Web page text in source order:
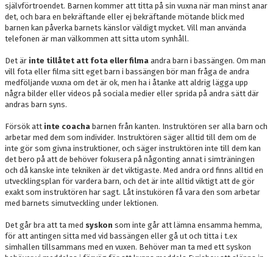
självförtroendet. Barnen kommer att titta på sin vuxna när man minst anar
det, och bara en bekräftande eller ej bekräftande mötande blick med
barnen kan påverka barnets känslor väldigt mycket. Vill man använda
telefonen är man välkommen att sitta utom synhåll.
Det är inte tillåtet att fota eller filma andra barn i bassängen. Om man
vill fota eller filma sitt eget barn i bassängen bör man fråga de andra
medföljande vuxna om det är ok, men ha i åtanke att aldrig lägga upp
några bilder eller videos på sociala medier eller sprida på andra sätt där
andras barn syns.
Försök att inte coacha barnen från kanten. Instruktören ser alla barn och
arbetar med dem som individer. Instruktören säger alltid till dem om de
inte gör som givna instruktioner, och säger instruktören inte till dem kan
det bero på att de behöver fokusera på någonting annat i simträningen
och då kanske inte tekniken är det viktigaste. Med andra ord finns alltid en
utvecklingsplan för vardera barn, och det är inte alltid viktigt att de gör
exakt som instruktören har sagt. Låt instukören få vara den som arbetar
med barnets simutveckling under lektionen.
Det går bra att ta med syskon som inte går att lämna ensamma hemma,
för att antingen sitta med vid bassängen eller gå ut och titta i t.ex
simhallen tillsammans med en vuxen. Behöver man ta med ett syskon